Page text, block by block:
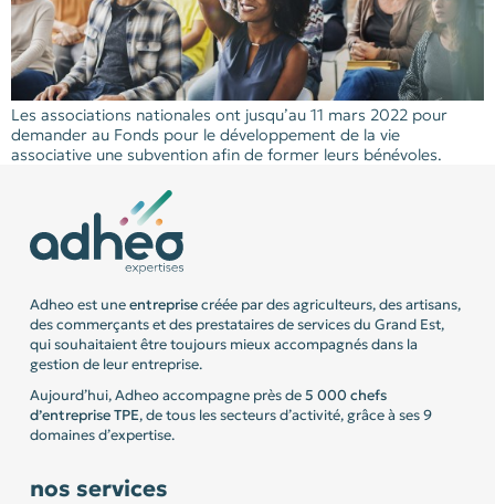
Les associations nationales ont jusqu’au 11 mars 2022 pour
demander au Fonds pour le développement de la vie
associative une subvention afin de former leurs bénévoles.
Adheo est uneentreprisecréée par des agriculteurs, des artisans,
des commerçants et des prestataires de services du Grand Est,
qui souhaitaient être toujours mieux accompagnés dans la
gestion de leur entreprise.
Aujourd’hui, Adheo accompagne près de5 000 chefs
d’entrepriseTPE, de tous les secteurs d’activité, grâce à ses 9
domaines d’expertise.
nos services